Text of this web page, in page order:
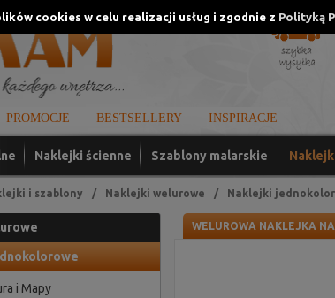
cookies w celu realizacji usług i zgodnie z Polityką
PROMOCJE BESTSELLERY INSPIRACJE
Naklejki ścienne Szablony malarskie
i szablony / Naklejki welurowe / Naklejki
i Mapy
WELUROWA NAKLEJKA